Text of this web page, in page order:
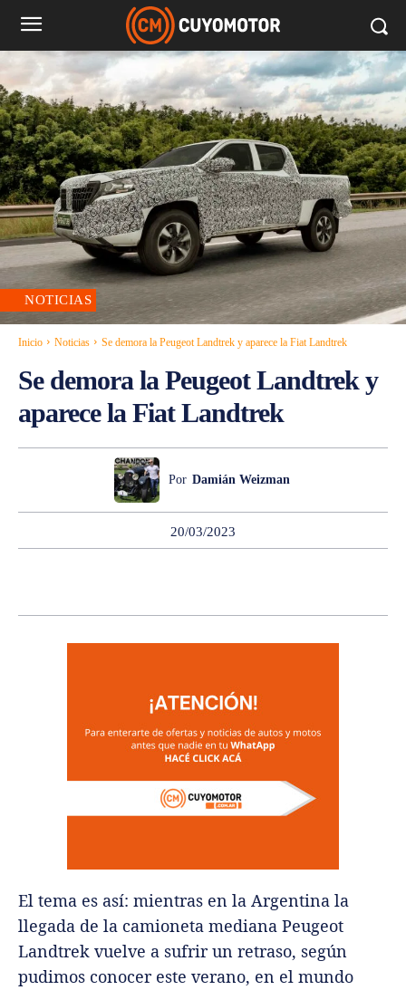
NOTICIAS
Inicio Noticias Se demora la Peugeot Landtrek y aparece la Fiat Landtrek
Se demora la Peugeot Landtrek y
aparece la Fiat Landtrek
Por Damián Weizman
20/03/2023
El tema es así: mientras en la Argentina la
llegada de la camioneta mediana Peugeot
Landtrek vuelve a sufrir un retraso, según
pudimos conocer este verano, en el mundo